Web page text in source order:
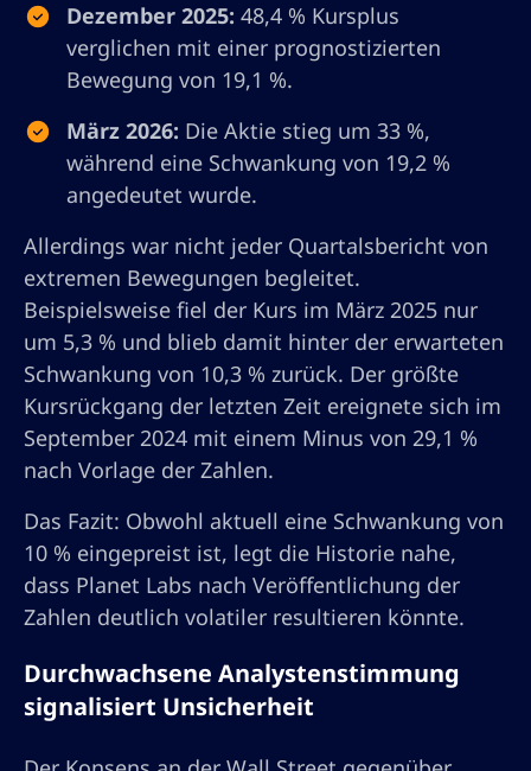
Dezember 2025: 48,4 % Kursplus
verglichen mit einer prognostizierten
Bewegung von 19,1 %.
März 2026: Die Aktie stieg um 33 %,
während eine Schwankung von 19,2 %
angedeutet wurde.
Allerdings war nicht jeder Quartalsbericht von
extremen Bewegungen begleitet.
Beispielsweise fiel der Kurs im März 2025 nur
um 5,3 % und blieb damit hinter der erwarteten
Schwankung von 10,3 % zurück. Der größte
Kursrückgang der letzten Zeit ereignete sich im
September 2024 mit einem Minus von 29,1 %
nach Vorlage der Zahlen.
Das Fazit: Obwohl aktuell eine Schwankung von
10 % eingepreist ist, legt die Historie nahe,
dass Planet Labs nach Veröffentlichung der
Zahlen deutlich volatiler resultieren könnte.
Durchwachsene Analystenstimmung
signalisiert Unsicherheit